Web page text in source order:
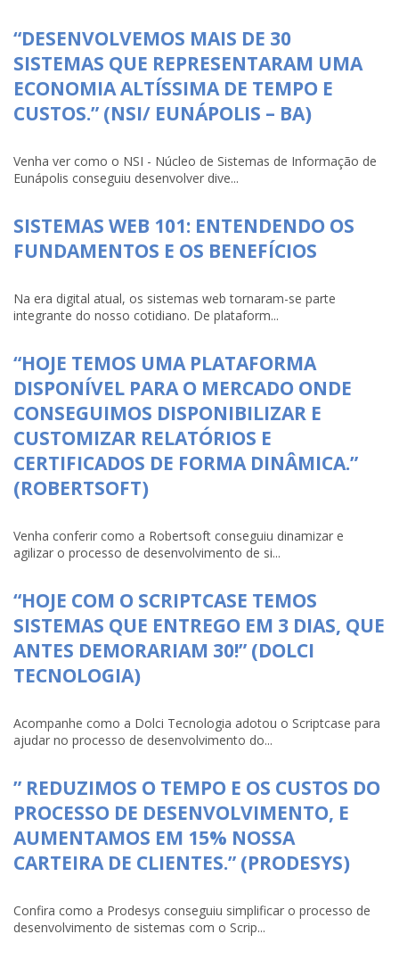
“DESENVOLVEMOS MAIS DE 30
SISTEMAS QUE REPRESENTARAM UMA
ECONOMIA ALTÍSSIMA DE TEMPO E
CUSTOS.” (NSI/ EUNÁPOLIS – BA)
Venha ver como o NSI - Núcleo de Sistemas de Informação de
Eunápolis conseguiu desenvolver dive...
SISTEMAS WEB 101: ENTENDENDO OS
FUNDAMENTOS E OS BENEFÍCIOS
Na era digital atual, os sistemas web tornaram-se parte
integrante do nosso cotidiano. De plataform...
“HOJE TEMOS UMA PLATAFORMA
DISPONÍVEL PARA O MERCADO ONDE
CONSEGUIMOS DISPONIBILIZAR E
CUSTOMIZAR RELATÓRIOS E
CERTIFICADOS DE FORMA DINÂMICA.”
(ROBERTSOFT)
Venha conferir como a Robertsoft conseguiu dinamizar e
agilizar o processo de desenvolvimento de si...
“HOJE COM O SCRIPTCASE TEMOS
SISTEMAS QUE ENTREGO EM 3 DIAS, QUE
ANTES DEMORARIAM 30!” (DOLCI
TECNOLOGIA)
Acompanhe como a Dolci Tecnologia adotou o Scriptcase para
ajudar no processo de desenvolvimento do...
” REDUZIMOS O TEMPO E OS CUSTOS DO
PROCESSO DE DESENVOLVIMENTO, E
AUMENTAMOS EM 15% NOSSA
CARTEIRA DE CLIENTES.” (PRODESYS)
Confira como a Prodesys conseguiu simplificar o processo de
desenvolvimento de sistemas com o Scrip...